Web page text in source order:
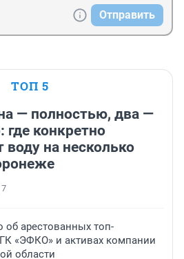
Отправить
ТОП 5
— полностью, два —
где конкретно
воду на несколько
7
об арестованных топ-
«ЭФКО» и активах компании
области